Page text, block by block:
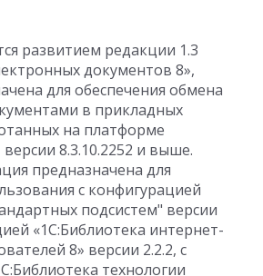
развитием редакции 1.3
документов 8»,
для обеспечения обмена
в прикладных
на платформе
8.3.10.2252 и выше.
предназначена для
с конфигурацией
подсистем" версии
«1С:Библиотека интернет-
8» версии 2.2.2, с
технологии